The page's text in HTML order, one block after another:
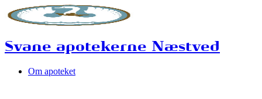
Svane apotekerne Næstved
Om apoteket